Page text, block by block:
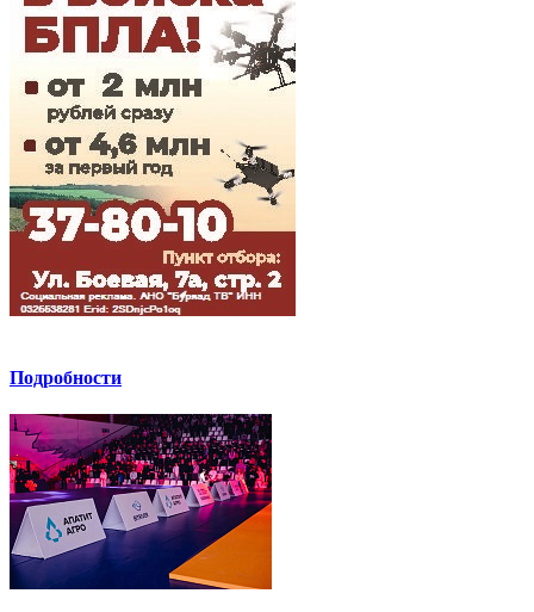
Подробности